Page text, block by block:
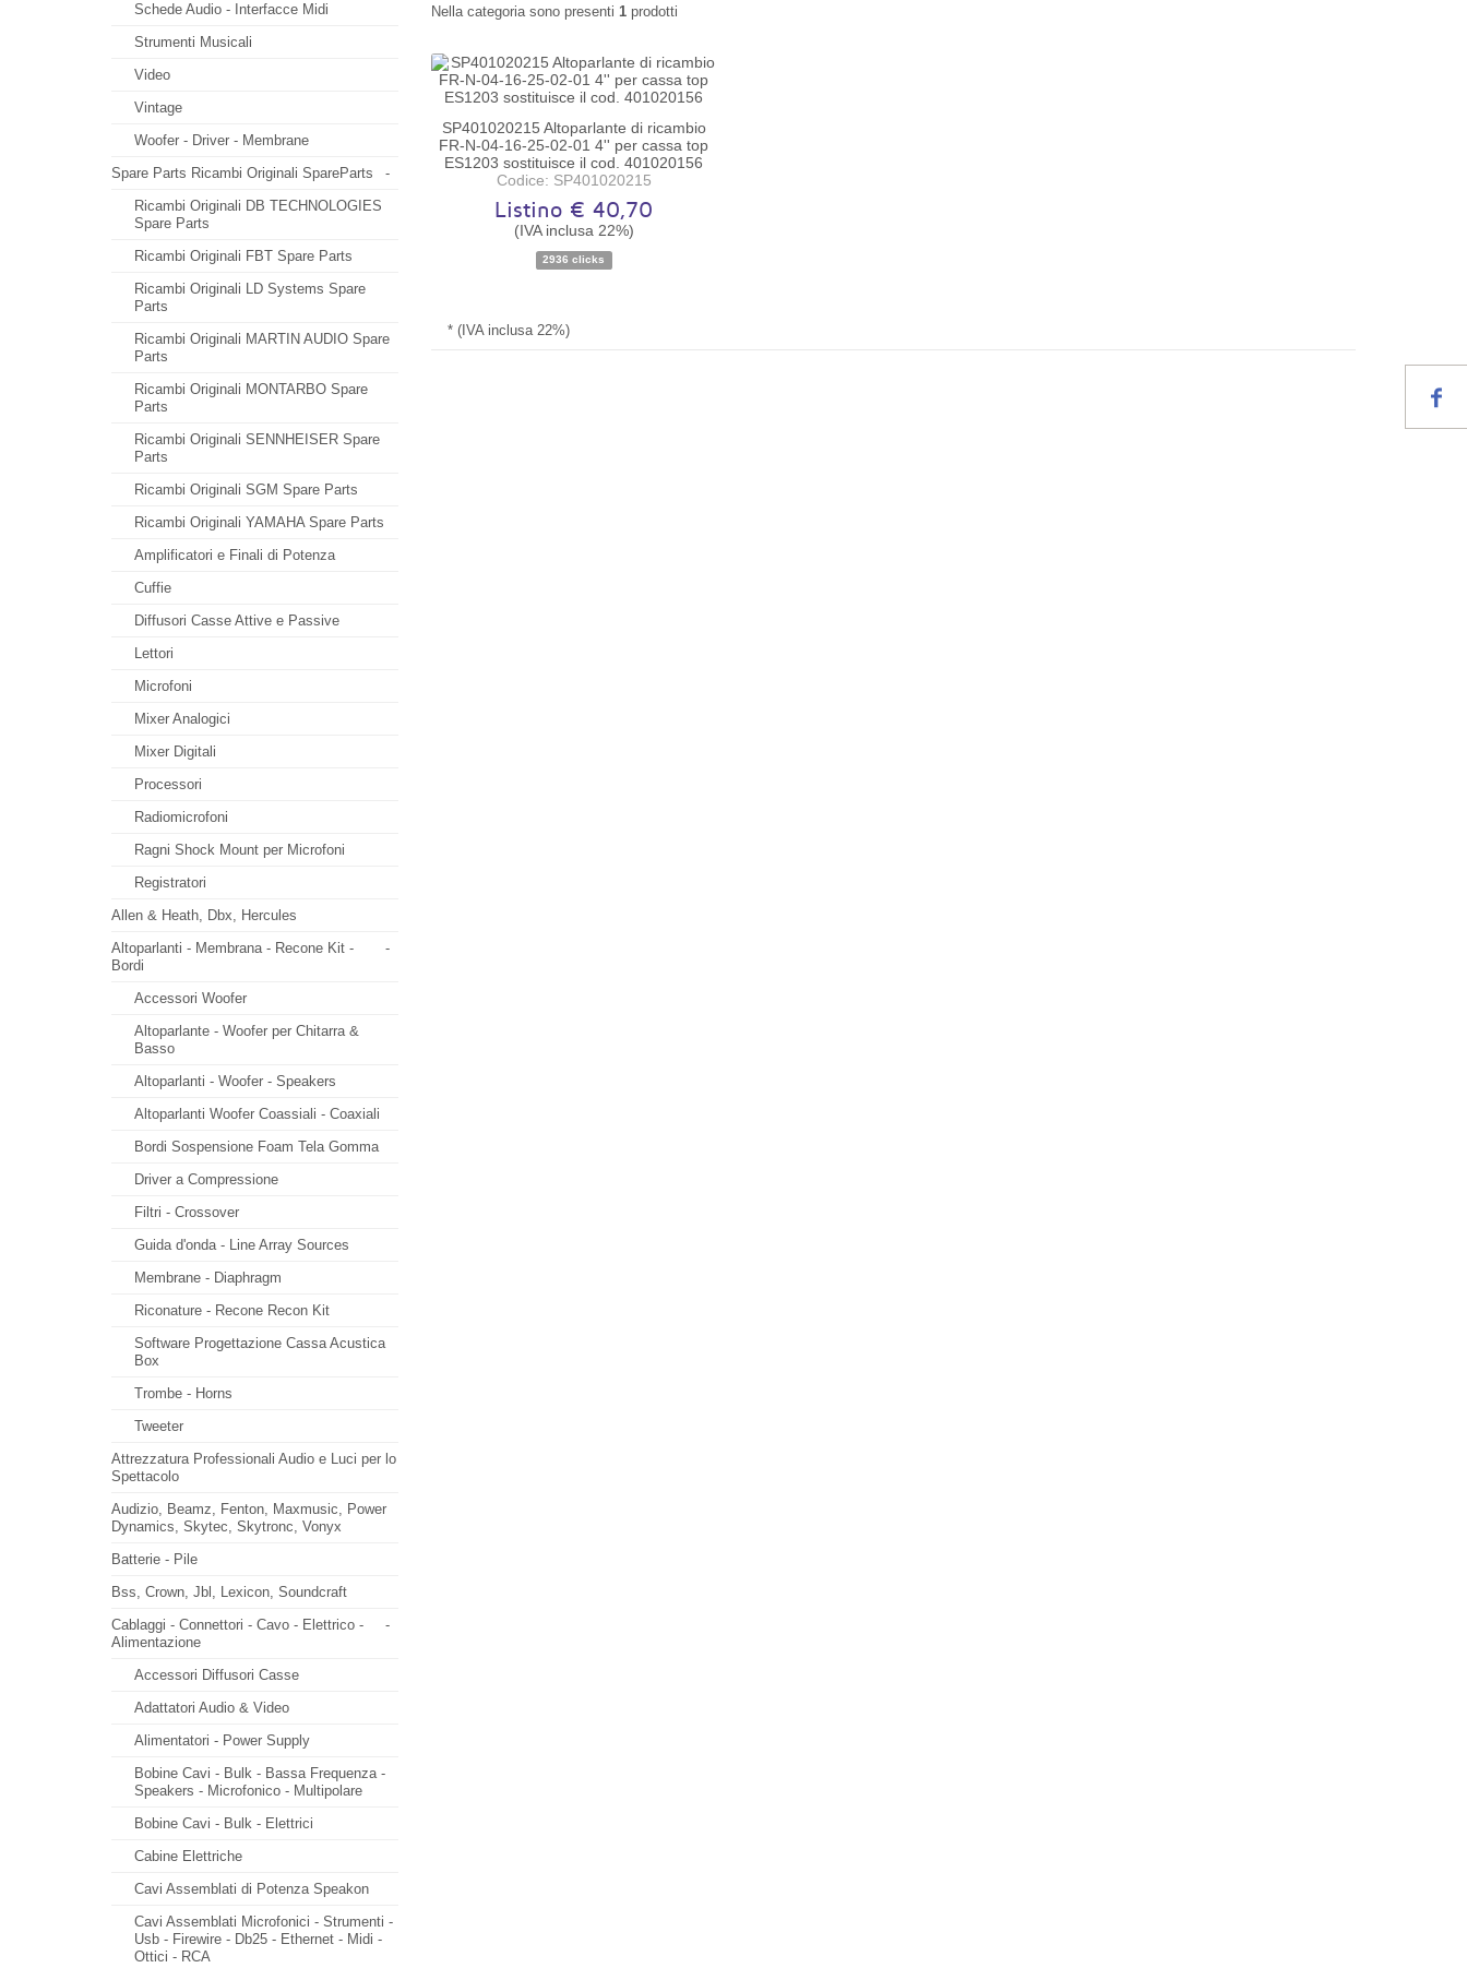
Schede Audio - Interfacce Midi
Strumenti Musicali
Video
Vintage
Woofer - Driver - Membrane
-
Spare Parts Ricambi Originali SpareParts
Ricambi Originali DB TECHNOLOGIES
Spare Parts
Ricambi Originali FBT Spare Parts
Ricambi Originali LD Systems Spare
Parts
Ricambi Originali MARTIN AUDIO Spare
Parts
Ricambi Originali MONTARBO Spare
Parts
Ricambi Originali SENNHEISER Spare
Parts
Ricambi Originali SGM Spare Parts
Ricambi Originali YAMAHA Spare Parts
Amplificatori e Finali di Potenza
Cuffie
Diffusori Casse Attive e Passive
Lettori
Microfoni
Mixer Analogici
Mixer Digitali
Processori
Radiomicrofoni
Ragni Shock Mount per Microfoni
Registratori
Allen & Heath, Dbx, Hercules
-
Altoparlanti - Membrana - Recone Kit -
Bordi
Accessori Woofer
Altoparlante - Woofer per Chitarra &
Basso
Altoparlanti - Woofer - Speakers
Altoparlanti Woofer Coassiali - Coaxiali
Bordi Sospensione Foam Tela Gomma
Driver a Compressione
Filtri - Crossover
Guida d'onda - Line Array Sources
Membrane - Diaphragm
Riconature - Recone Recon Kit
Software Progettazione Cassa Acustica
Box
Trombe - Horns
Tweeter
Attrezzatura Professionali Audio e Luci per lo
Spettacolo
Audizio, Beamz, Fenton, Maxmusic, Power
Dynamics, Skytec, Skytronc, Vonyx
Batterie - Pile
Bss, Crown, Jbl, Lexicon, Soundcraft
-
Cablaggi - Connettori - Cavo - Elettrico -
Alimentazione
Accessori Diffusori Casse
Adattatori Audio & Video
Alimentatori - Power Supply
Bobine Cavi - Bulk - Bassa Frequenza -
Speakers - Microfonico - Multipolare
Bobine Cavi - Bulk - Elettrici
Cabine Elettriche
Cavi Assemblati di Potenza Speakon
Cavi Assemblati Microfonici - Strumenti -
Usb - Firewire - Db25 - Ethernet - Midi -
Ottici - RCA
Nella categoria sono presenti 1prodotti
Disponibilità:Disponibile
SP401020215 Altoparlante di ricambio
FR-N-04-16-25-02-01 4'' per cassa top
ES1203 sostituisce il cod. 401020156
Codice: SP401020215
Listino € 40,70
(IVA inclusa 22%)
2936 clicks
* (IVA inclusa 22%)